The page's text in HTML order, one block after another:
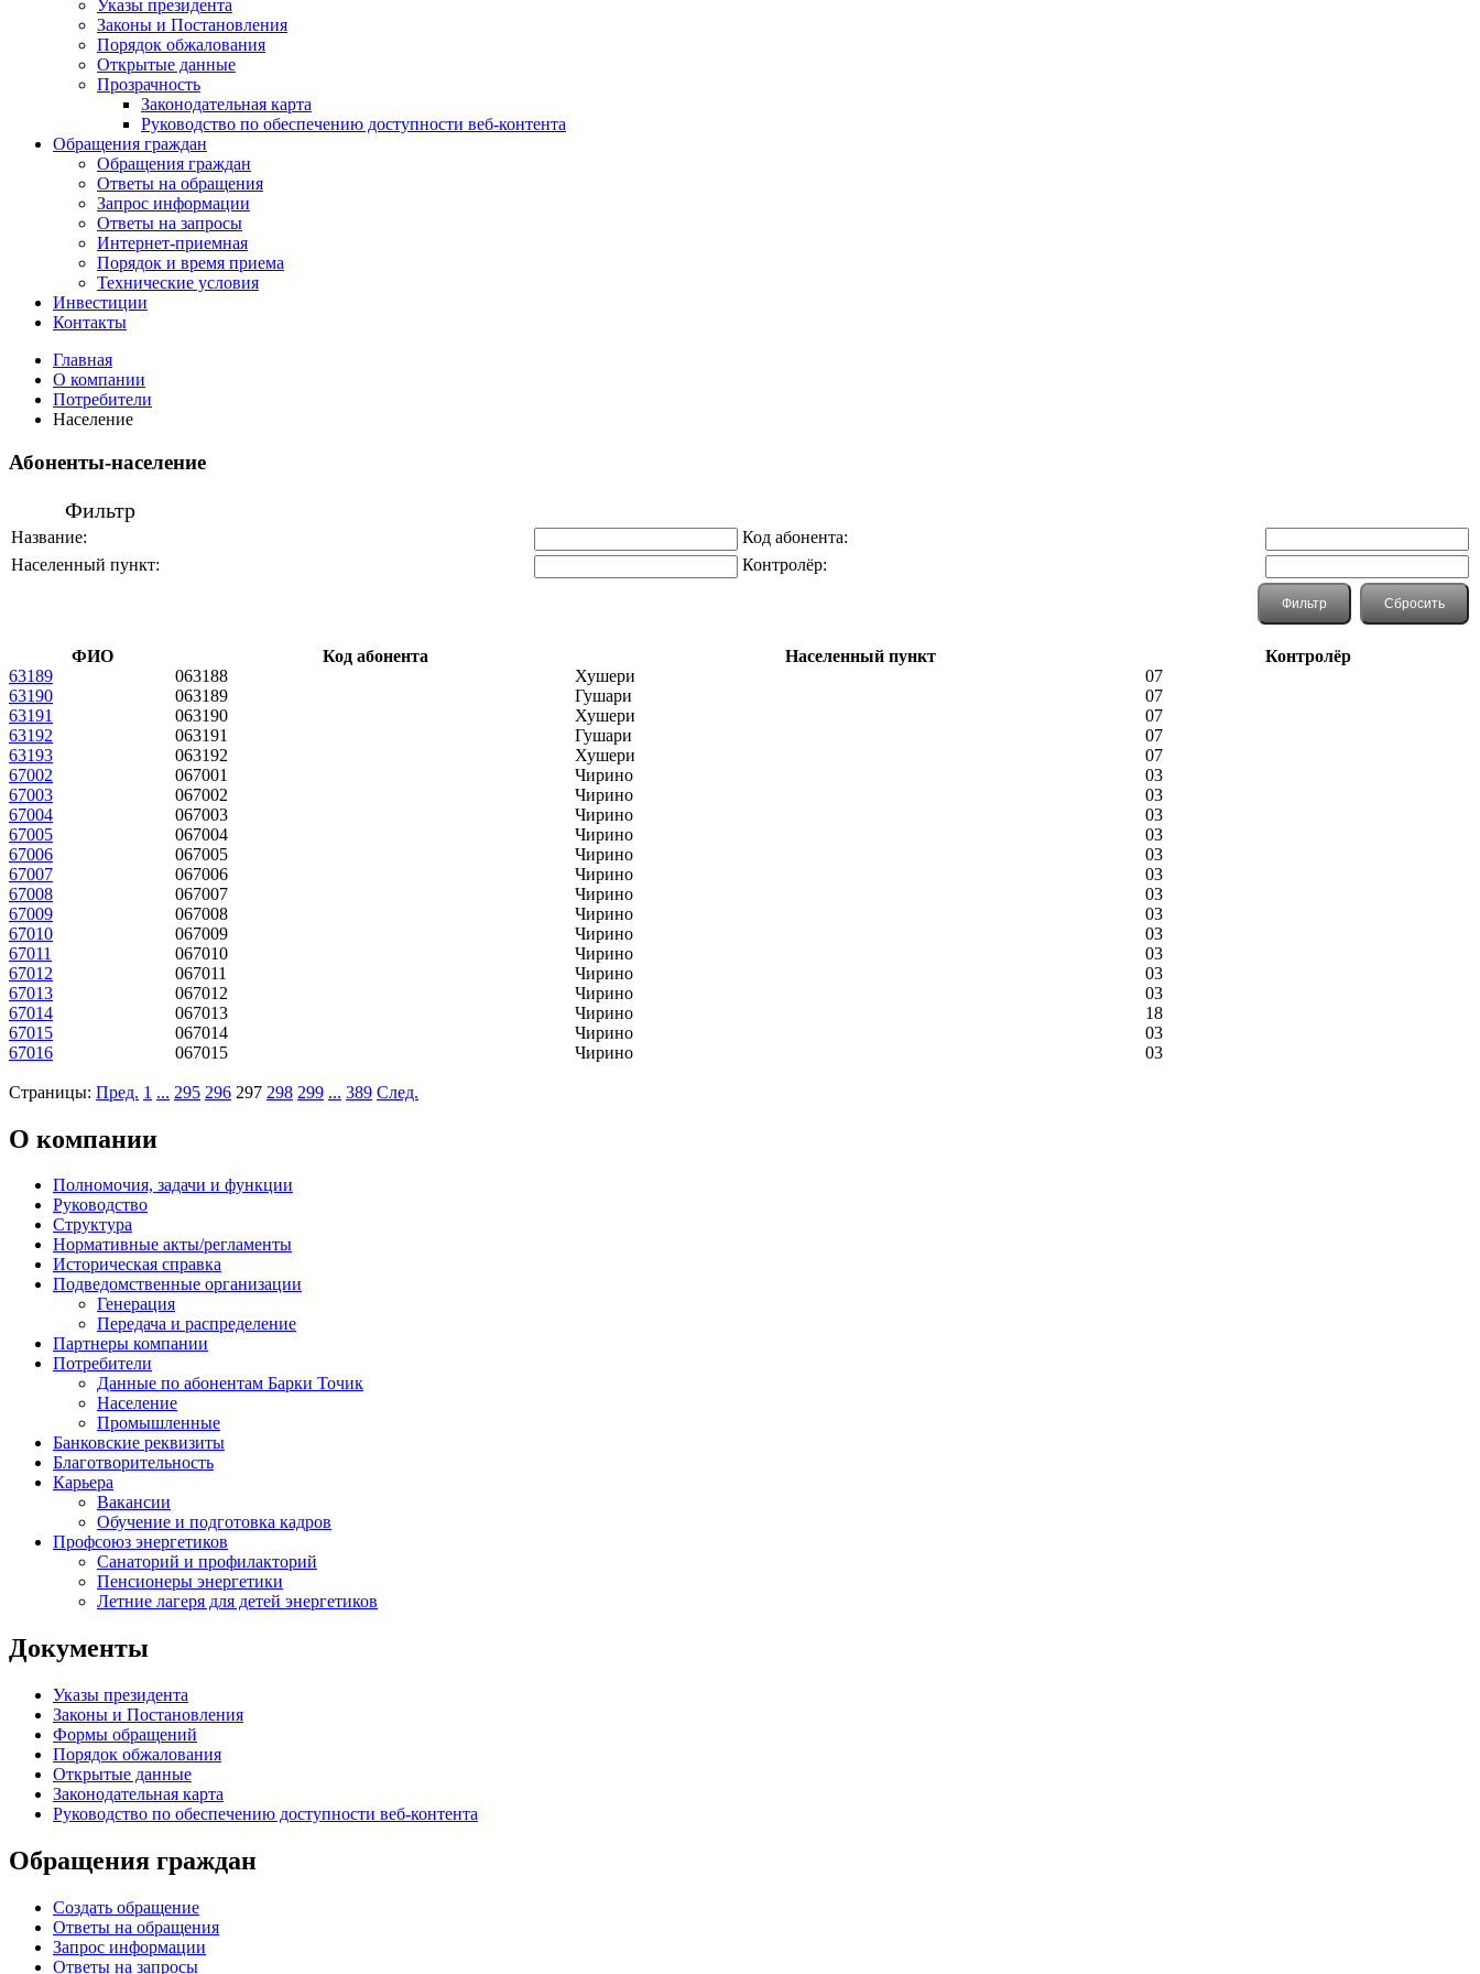
Указы президента
Законы и Постановления
Порядок обжалования
Открытые данные
Прозрачность
Законодательная карта
Руководство по обеспечению доступности веб-контента
Обращения граждан
Обращения граждан
Ответы на обращения
Запрос информации
Ответы на запросы
Интернет-приемная
Порядок и время приема
Технические условия
Инвестиции
Контакты
Главная
О компании
Потребители
Население
Абоненты-население
Фильтр
Название:
Код абонента:
Населенный пункт:
Контролёр:
ФИО Код абонента Населенный пункт
Контролёр
63189
063188 Хушери
07
63190
063189 Гушари
07
63191
063190 Хушери
07
63192
063191 Гушари
07
63193
063192 Хушери
07
67002
067001 Чирино
03
67003
067002 Чирино
03
67004
067003 Чирино
03
67005
067004 Чирино
03
67006
067005 Чирино
03
67007
067006 Чирино
03
67008
067007 Чирино
03
67009
067008 Чирино
03
67010
067009 Чирино
03
67011
067010 Чирино
03
67012
067011 Чирино
03
67013
067012 Чирино
03
67014
067013 Чирино
18
67015
067014 Чирино
03
67016
067015 Чирино 03
Страницы: Пред. 1 ... 295 296 297 298 299 ... 389 След.
О компании
Полномочия, задачи и функции
Руководство
Структура
Нормативные акты/регламенты
Историческая справка
Подведомственные организации
Генерация
Передача и распределение
Партнеры компании
Потребители
Данные по абонентам Барки Точик
Население
Промышленные
Банковские реквизиты
Благотворительность
Карьера
Вакансии
Обучение и подготовка кадров
Профсоюз энергетиков
Санаторий и профилакторий
Пенсионеры энергетики
Летние лагеря для детей энергетиков
Документы
Указы президента
Законы и Постановления
Формы обращений
Порядок обжалования
Открытые данные
Законодательная карта
Руководство по обеспечению доступности веб-контента
Обращения граждан
Создать обращение
Ответы на обращения
Запрос информации
Ответы на запросы